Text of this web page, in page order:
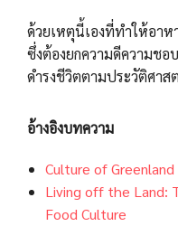
ด้วยเหตุนี้เองที่ทำให้อา
ซึ่งต้องยกความดีความช
ดำรงชีวิตตามประวัติศา
อ้างอิงบทความ
Culture of Greenland
Living off the Land:
Food Culture